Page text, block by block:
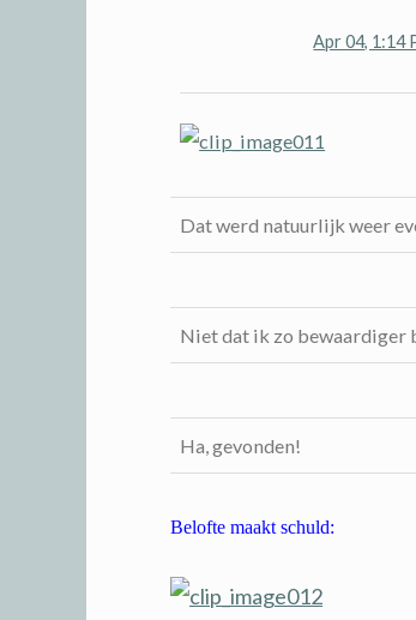
Apr 04, 1:14
Dat werd natuurlijk weer
Niet dat ik zo bewaardiger
Ha, gevonden!
Belofte maakt schuld: